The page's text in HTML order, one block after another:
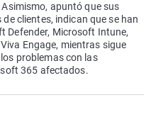
apuntó que sus
clientes, indican que se han
Defender, Microsoft Intune,
Engage, mientras sigue
problemas con las
365 afectados.